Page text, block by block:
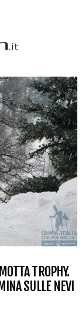
TROPHY.
SULLE NEVI